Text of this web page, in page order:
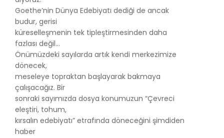
Goethe’nin Dünya Edebiyatı dediği de ancak
budur, gerisi
küreselleşmenin tek tipleştirmesinden daha
fazlası değil...
Önümüzdeki sayılarda artık kendi merkezimize
dönecek,
meseleye topraktan başlayarak bakmaya
çalışacağız. Bir
sonraki sayımızda dosya konumuzun “Çevreci
eleştiri, tohum,
kırsalın edebiyatı” etrafında döneceğini şimdiden
haber